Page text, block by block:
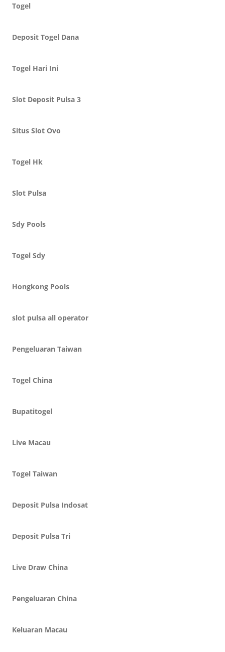
Togel
Deposit Togel Dana
Togel Hari Ini
Slot Deposit Pulsa 3
Situs Slot Ovo
Togel Hk
Slot Pulsa
Sdy Pools
Togel Sdy
Hongkong Pools
slot pulsa all operator
Pengeluaran Taiwan
Togel China
Bupatitogel
Live Macau
Togel Taiwan
Deposit Pulsa Indosat
Deposit Pulsa Tri
Live Draw China
Pengeluaran China
Keluaran Macau